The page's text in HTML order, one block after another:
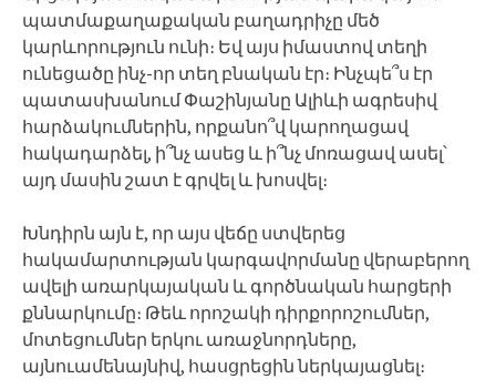
պատմաքաղաքական բաղադրիչը մեծ
կարևորություն ունի։ Եվ այս իմաստով տեղի
ունեցածը ինչ-որ տեղ բնական էր։ Ինչպե՞ս էր
պատասխանում Փաշինյանը Ալիևի ագրեսիվ
հարձակումներին, որքանո՞վ կարողացավ
հակադարձել, ի՞նչ ասեց և ի՞նչ մոռացավ ասել՝
այդ մասին շատ է գրվել և խոսվել։
Խնդիրն այն է, որ այս վեճը ստվերեց
հակամարտության կարգավորմանը վերաբերող
ավելի առարկայական և գործնական հարցերի
քննարկումը։ Թեև որոշակի դիրքորոշումներ,
մոտեցումներ երկու առաջնորդները,
այնուամենայնիվ, հասցրեցին ներկայացնել։